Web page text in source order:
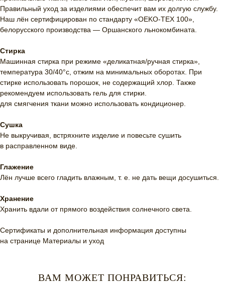
Правильный уход за изделиями обеспечит вам их долгую службу.
Наш лён сертифицирован по стандарту «OEKO-TEX 100»,
белорусского производства — Оршанского льнокомбината.
Стирка
Машинная стирка при режиме «деликатная/ручная стирка»,
температура 30/40°c, отжим на минимальных оборотах. При
стирке использовать порошок, не содержащий хлор. Также
рекомендуем использовать гель для стирки.
для смягчения ткани можно использовать кондиционер.
Сушка
Не выкручивая, встряхните изделие и повесьте сушить
в расправленном виде.
Глажение
Лён лучше всего гладить влажным, т. е. не дать вещи досушиться.
Хранение
Хранить вдали от прямого воздействия солнечного света.
Сертификаты и дополнительная информация доступны
на странице Материалы и уход
ВАМ МОЖЕТ ПОНРАВИТЬСЯ: